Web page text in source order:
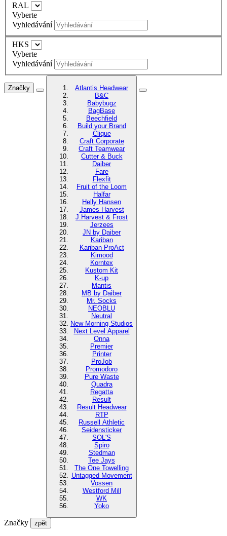
RAL
Vyberte
Vyhledávání
HKS
Vyberte
Vyhledávání
Značky
Atlantis Headwear
B&C
Babybugz
BagBase
Beechfield
Build your Brand
Clique
Craft Corporate
Craft Teamwear
Cutter & Buck
Daiber
Fare
Flexfit
Fruit of the Loom
Halfar
Helly Hansen
James Harvest
J.Harvest & Frost
Jerzees
JN by Daiber
Kariban
Kariban ProAct
Kimood
Korntex
Kustom Kit
K-up
Mantis
MB by Daiber
Mr. Socks
NEOBLU
Neutral
New Morning Studios
Next Level Apparel
Onna
Premier
Printer
ProJob
Promodoro
Pure Waste
Quadra
Regatta
Result
Result Headwear
RTP
Russell Athletic
Seidensticker
SOL'S
Spiro
Stedman
Tee Jays
The One Towelling
Untagged Movement
Vossen
Westford Mill
WK
Yoko
Značky zpět